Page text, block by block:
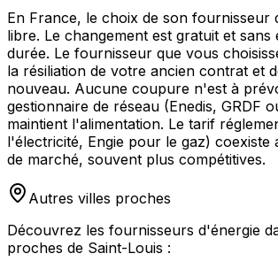
En France, le choix de son fournisseur
libre. Le changement est gratuit et sans
durée. Le fournisseur que vous
la résiliation de votre ancien contrat et
nouveau. Aucune coupure n'est à
gestionnaire de réseau (Enedis, GRDF
maintient l'alimentation. Le tarif
l'électricité, Engie pour le gaz) coexiste
de marché, souvent plus compétitives.
Autres villes proches
Découvrez les fournisseurs d'énergie
proches de Saint-Louis :